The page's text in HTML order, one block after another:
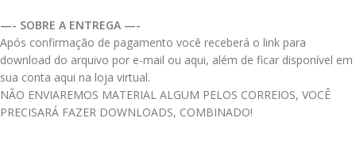
—- SOBRE A ENTREGA —-
Após confirmação de pagamento você receberá o link para
download do arquivo por e-mail ou aqui, além de ficar disponível em
sua conta aqui na loja virtual.
NÃO ENVIAREMOS MATERIAL ALGUM PELOS CORREIOS, VOCÊ
PRECISARÁ FAZER DOWNLOADS, COMBINADO!